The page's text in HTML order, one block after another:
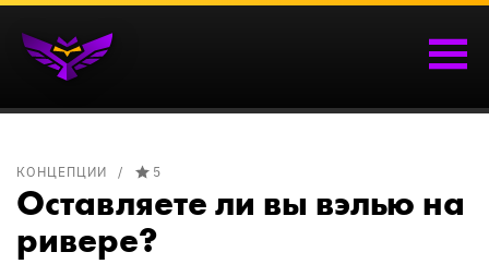
КОНЦЕПЦИИ 5
Оставляете ли вы вэлью на
ривере?